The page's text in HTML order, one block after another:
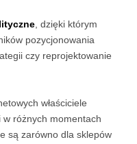
, dzięki którym
pozycjonowania
czy reprojektowanie
właściciele
różnych momentach
są zarówno dla sklepów